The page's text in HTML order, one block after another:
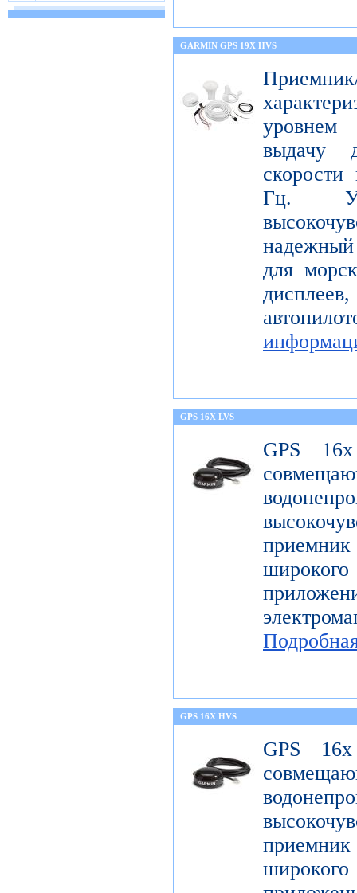
GARMIN GPS 19X HVS
уровнем
выдачу
Гц.
для
GPS 16X LVS
GPS
GPS 16X HVS
GPS